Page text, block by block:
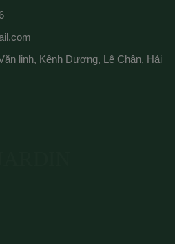
linh, Kênh Dương, Lê Chân, Hải